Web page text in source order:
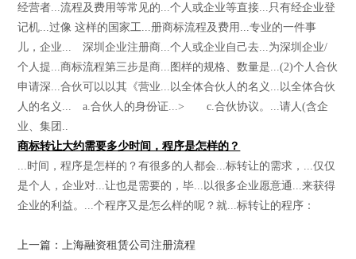
经营者...流程及费用等常见的...个人或企业等直接...只有经企业登
记机...过像 这样的国家工...册商标流程及费用...专业的一件事
儿，企业... 深圳企业注册商...个人或企业自己去...为深圳企业/
个人提...商标流程第三步是商...图样的规格、数量是...(2)个人合伙
申请深...合伙可以以其《营业...以全体合伙人的名义...以全体合伙
人的名义... a.合伙人的身份证...> c.合伙协议。...请人(含企
业、集团..
商标转让大约需要多少时间，程序是怎样的？
...时间，程序是怎样的？有很多的人都会...标转让的需求，...仅仅
是个人，企业对...让也是需要的，毕...以很多企业愿意通...来获得
企业的利益。...个程序又是怎么样的呢？就...标转让的程序：
上一篇：上海融资租赁公司注册流程